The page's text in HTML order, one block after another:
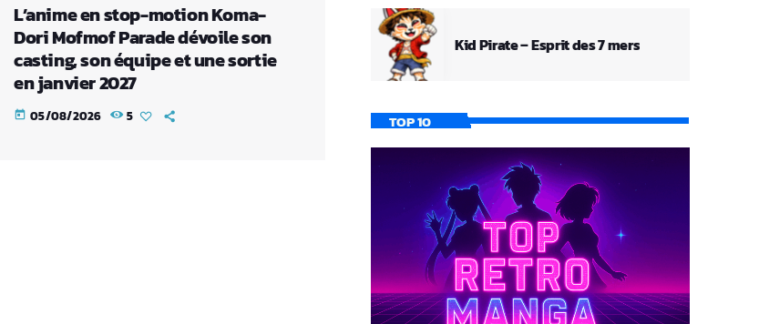
L’anime en stop-motion Koma-
Dori Mofmof Parade dévoile son
casting, son équipe et une sortie
en janvier 2027
today 05/08/2026 5
Kid Pirate – Esprit des 7 mers
TOP 10